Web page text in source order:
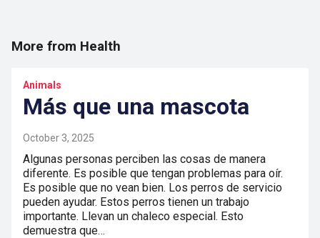
More from Health
Animals
Más que una mascota
October 3, 2025
Algunas personas perciben las cosas de manera
diferente. Es posible que tengan problemas para oír.
Es posible que no vean bien. Los perros de servicio
pueden ayudar. Estos perros tienen un trabajo
importante. Llevan un chaleco especial. Esto
demuestra que…